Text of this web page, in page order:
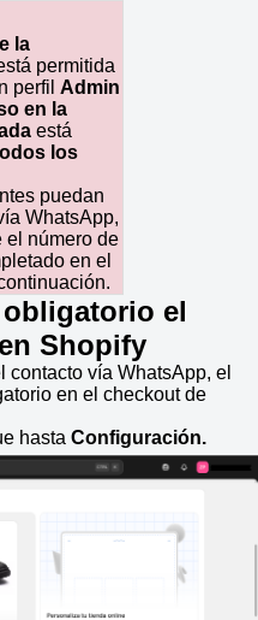
la
permitida
perfil Admin
en la
está
los
puedan
WhatsApp,
el número de
en el
el
Shopify
contacto vía WhatsApp, el
en el checkout de
hasta Configuración.